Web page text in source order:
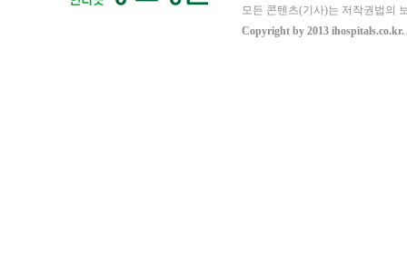
모든 콘텐츠(기사)는 저작권법의
Copyright by 2013 ihospitals.co.kr.